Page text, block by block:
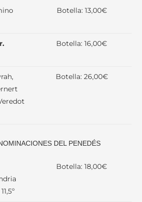
Botella: 13,00€
Botella: 16,00€
Botella: 26,00€
DEL PENEDÉS
Botella: 18,00€